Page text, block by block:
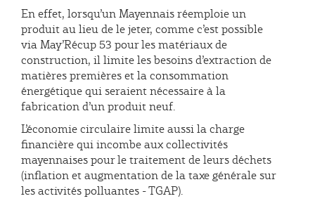
En effet, lorsqu’un Mayennais réemploie un
produit au lieu de le jeter, comme c’est possible
via May’Récup 53 pour les matériaux de
construction, il limite les besoins d’extraction de
matières premières et la consommation
énergétique qui seraient nécessaire à la
fabrication d’un produit neuf.
L’économie circulaire limite aussi la charge
financière qui incombe aux collectivités
mayennaises pour le traitement de leurs déchets
(inflation et augmentation de la taxe générale sur
les activités polluantes - TGAP).